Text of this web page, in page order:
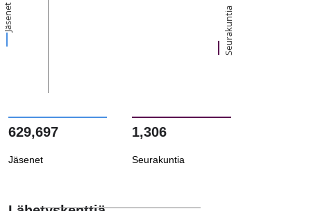
Jäsenet Seurakuntia
629,697
Jäsenet
1,306
Seurakuntia